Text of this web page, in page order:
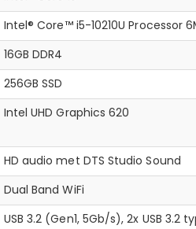
Intel® Core™ i5-10210U Processor
16GB DDR4
256GB SSD
Intel UHD Graphics 620
HD audio met DTS Studio Sound
Dual Band WiFi
USB 3.2 (Gen1, 5Gb/s), 2x USB